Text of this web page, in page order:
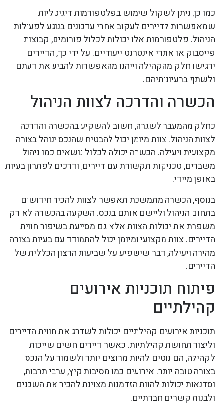
כמו כן, ניתן לשקול שימוש בפלטפורמות דיגיטליות
שמאפשרות לדיירים לעקוב אחרי עדכונים בנוגע לפעולות
הניהול. פלטפורמות אלו יכולות לכלול פורומים, קבוצות
פייסבוק או אתרי אינטרנט ייעודיים. על ידי כך, הדיירים
ירגישו חלק מהקהילה וייהנו מהאפשרות להביע את דעתם
ולשתף ברעיונותיהם.
הכשרה והדרכה לצוות הניהול
כחלק מהמעבר לשגרה, חשוב להשקיע בהכשרה והדרכה
לצוות הניהול. צוות מיומן יכול להבטיח שהנכס ינוהל בצורה
מקצועית ויעילה. הכשרה יכולה לכלול נושאים כמו ניהול
משברים, טכניקות תקשורת עם דיירים, ודרכים לפתרון בעיות
באופן מיידי.
בנוסף, הכשרה מתמשכת תאפשר לצוות להכיר חידושים
בתחום הניהול וליישם אותם בנכס. השקעה בהכשרה לא רק
משפרת את יכולות הצוות אלא גם מסייעת בשיפור חווית
הדיירים. צוות מקצועי ומיומן יכול להתמודד עם בעיות בצורה
מהירה ויעילה, דבר שישפיע על שביעות הרצון הכללית של
הדיירים.
פיתוח תוכניות אירועים
קהילתיים
תוכניות אירועים קהילתיים יכולות לשדרג את חווית הדיירים
וליצור תחושת קהילתיות. כאשר דיירים חשים שייכות
לקהילה, הם נוטים להיות מרוצים יותר ולשמור על הנכס
בצורה טובה יותר. אירועים כמו מסיבות קיץ, ערבי תרבות,
וסדנאות יכולות להוות הזדמנות מצוינת להכיר את השכנים
ולבנות קשרים חברתיים.